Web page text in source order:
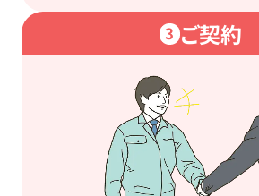
3 ご契約